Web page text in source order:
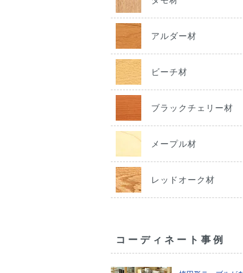
アルダー材
ビーチ材
ブラックチェリー材
メープル材
レッドオーク材
コーディネート事例